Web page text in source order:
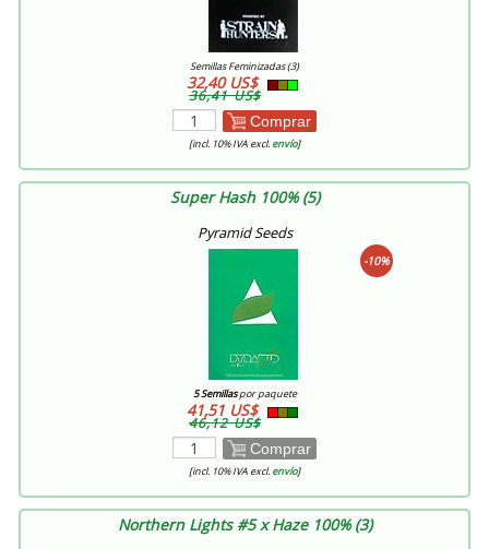
Semillas Feminizadas (3)
32,40 US$
36,41 US$
Comprar
[incl. 10% IVA excl. envío]
Super Hash 100% (5)
Pyramid Seeds
-10%
5 Semillaspor paquete
41,51 US$
46,12 US$
Comprar
[incl. 10% IVA excl. envío]
Northern Lights #5 x Haze 100% (3)